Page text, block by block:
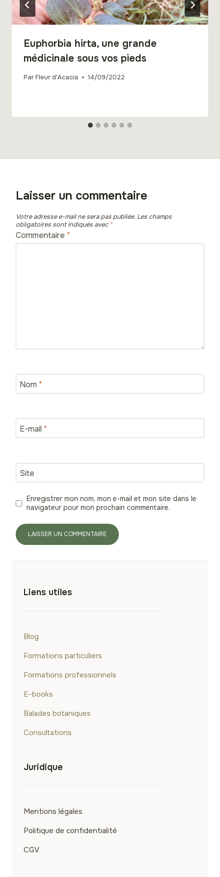
Euphorbia hirta, une grande
médicinale sous vos pieds
ParFleur d'Acacia 14/09/2022
Laisser un commentaire
Votre adresse e-mail ne sera pas publiée. Les champs
obligatoires sont indiqués avec *
Commentaire *
Nom *
E-mail *
Site
Enregistrer mon nom, mon e-mail et mon site dans le
navigateur pour mon prochain commentaire.
Liens utiles
Blog
Formations particuliers
Formations professionnels
E-books
Balades botaniques
Consultations
Juridique
Mentions légales
Politique de confidentialité
CGV